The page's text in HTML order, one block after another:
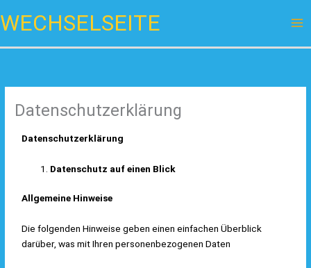
Inhalt
WECHSELSEITE
Datenschutzerklärung
Datenschutzerklärung
Datenschutz auf einen Blick
Allgemeine Hinweise
Die folgenden Hinweise geben einen einfachen Überblick
darüber, was mit Ihren personenbezogenen Daten